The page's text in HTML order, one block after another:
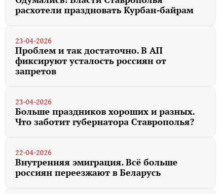
расхотели праздновать Курбан-байрам
23-04-2026
Проблем и так достаточно. В АП
фиксируют усталость россиян от
запретов
23-04-2026
Больше праздников хороших и разных.
Что заботит губернатора Ставрополья?
22-04-2026
Внутренняя эмиграция. Всё больше
россиян переезжают в Беларусь